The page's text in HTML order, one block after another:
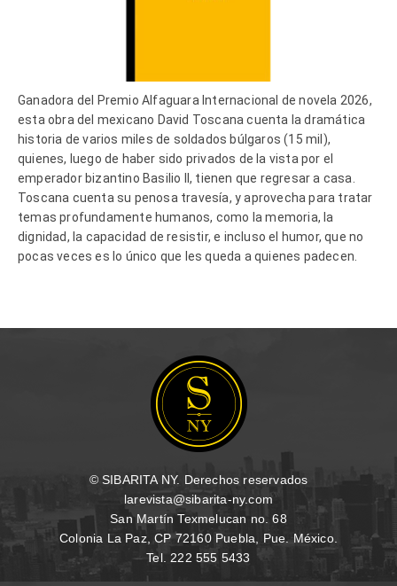
Ganadora del Premio Alfaguara Internacional de novela 2026,
esta obra del mexicano David Toscana cuenta la dramática
historia de varios miles de soldados búlgaros (15 mil),
quienes, luego de haber sido privados de la vista por el
emperador bizantino Basilio II, tienen que regresar a casa.
Toscana cuenta su penosa travesía, y aprovecha para tratar
temas profundamente humanos, como la memoria, la
dignidad, la capacidad de resistir, e incluso el humor, que no
pocas veces es lo único que les queda a quienes padecen.
© SIBARITA NY. Derechos reservados
larevista@sibarita-ny.com
San Martín Texmelucan no. 68
Colonia La Paz, CP 72160 Puebla, Pue. México.
Tel. 222 555 5433